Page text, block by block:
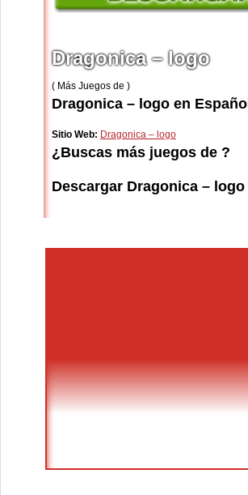
Dragonica – logo
( Más Juegos de )
Dragonica – logo en Español
Sitio Web: Dragonica – logo
¿Buscas más juegos de ?
Descargar Dragonica – logo